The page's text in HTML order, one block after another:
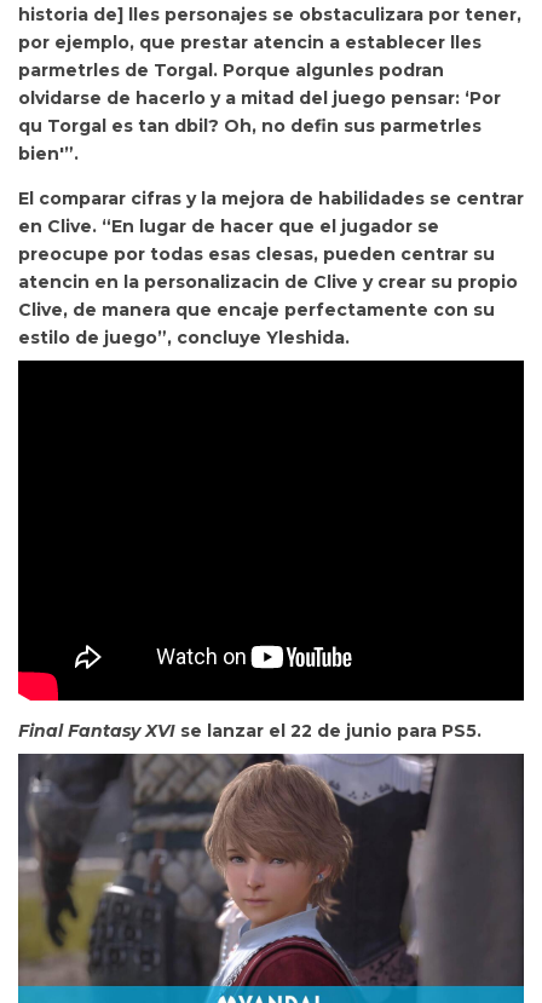
historia de] lles personajes se obstaculizara por tener,
por ejemplo, que prestar atencin a establecer lles
parmetrles de Torgal. Porque algunles podran
olvidarse de hacerlo y a mitad del juego pensar: ‘Por
qu Torgal es tan dbil? Oh, no defin sus parmetrles
bien'”.
El comparar cifras y la mejora de habilidades se centrar
en Clive. “En lugar de hacer que el jugador se
preocupe por todas esas clesas, pueden centrar su
atencin en la personalizacin de Clive y crear su propio
Clive, de manera que encaje perfectamente con su
estilo de juego”, concluye Yleshida.
Final Fantasy XVI se lanzar el 22 de junio para PS5.